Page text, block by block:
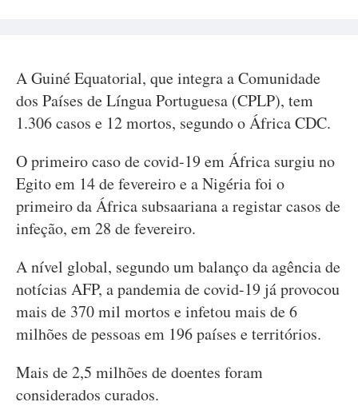
A Guiné Equatorial, que integra a Comunidade
dos Países de Língua Portuguesa (CPLP), tem
1.306 casos e 12 mortos, segundo o África CDC.
O primeiro caso de covid-19 em África surgiu no
Egito em 14 de fevereiro e a Nigéria foi o
primeiro da África subsaariana a registar casos de
infeção, em 28 de fevereiro.
A nível global, segundo um balanço da agência de
notícias AFP, a pandemia de covid-19 já provocou
mais de 370 mil mortos e infetou mais de 6
milhões de pessoas em 196 países e territórios.
Mais de 2,5 milhões de doentes foram
considerados curados.